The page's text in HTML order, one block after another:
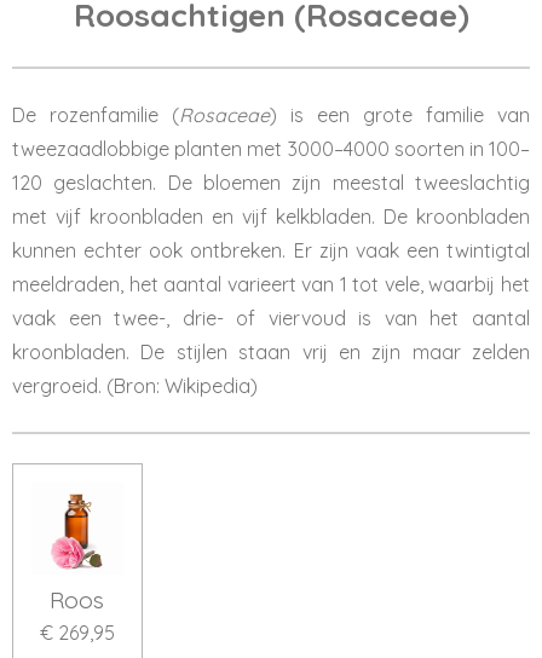
Roosachtigen (Rosaceae)
De rozenfamilie (Rosaceae) is een grote familie van
tweezaadlobbige planten met 3000–4000 soorten in 100–
120 geslachten. De bloemen zijn meestal tweeslachtig
met vijf kroonbladen en vijf kelkbladen. De kroonbladen
kunnen echter ook ontbreken. Er zijn vaak een twintigtal
meeldraden, het aantal varieert van 1 tot vele, waarbij het
vaak een twee-, drie- of viervoud is van het aantal
kroonbladen. De stijlen staan vrij en zijn maar zelden
vergroeid. (Bron: Wikipedia)
Roos
€ 269,95